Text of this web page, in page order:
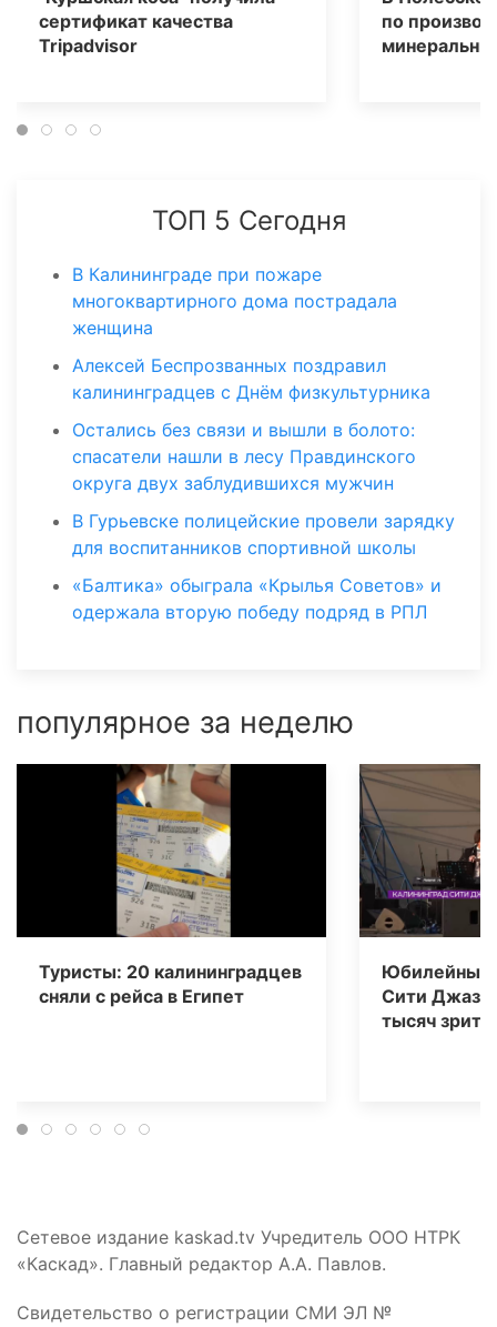
сертификат качества
Tripаdvisor
по
ТОП 5 Сегодня
В Калининграде при пожаре
многоквартирного дома пострадала
женщина
Алексей Беспрозванных поздравил
калининградцев с Днём физкультурника
Остались без связи и вышли в болото:
спасатели нашли в лесу Правдинского
округа двух заблудившихся мужчин
В Гурьевске полицейские провели зарядку
для воспитанников спортивной школы
«Балтика» обыграла «Крылья Советов» и
одержала вторую победу подряд в РПЛ
популярное за неделю
Туристы: 20 калининградцев
сняли с рейса в Египет
Юбилейный
Сити Джаз»
тысяч
Сетевое издание kaskad.tv Учредитель ООО НТРК
«Каскад». Главный редактор А.А. Павлов.
Свидетельство о регистрации СМИ ЭЛ №